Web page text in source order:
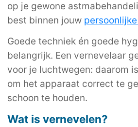
op je gewone
best binnen jouw
Goede techniek én goede
belangrijk. Een vernevelaar
voor je luchtwegen: daarom
om het apparaat correct te
schoon te houden.
Wat is vernevelen?